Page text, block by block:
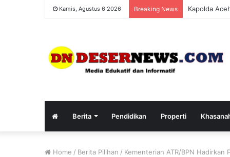
Kamis, Agustus 6 2026 Breaking News Pemerintah
Berita Pendidikan Properti
Home / Berita Pilihan / Kementerian ATR/BPN